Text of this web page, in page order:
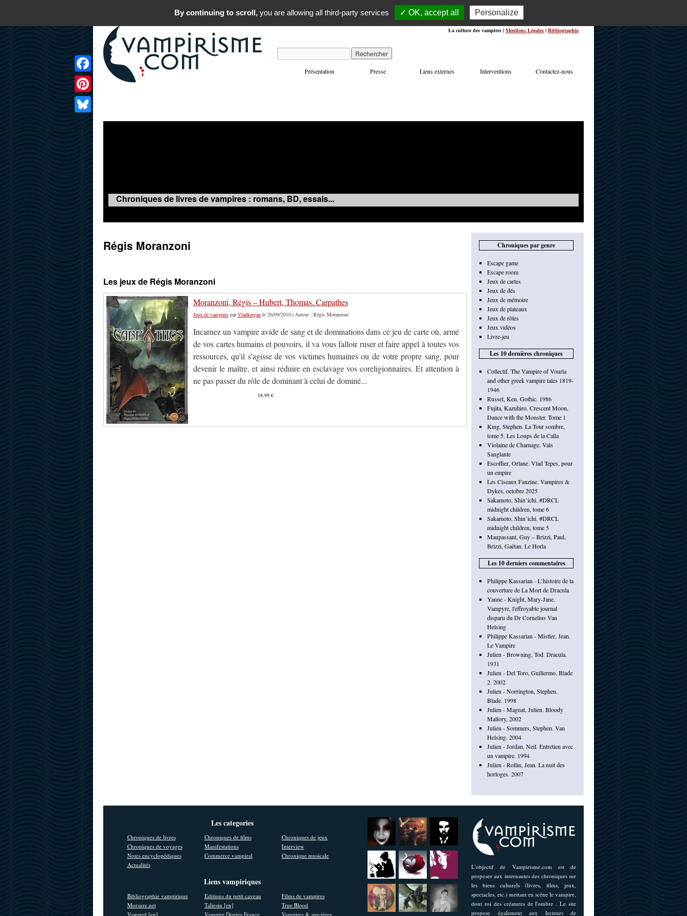
La culture des vampires | Mentions Légales | Bibliographie
Présentation Presse Liens externes Interventions Contactez-nous
Chroniques de livres de vampires : romans, BD, essais...
Régis Moranzoni
Les jeux de Régis Moranzoni
Moranzoni, Régis – Hubert, Thomas. Carpathes
Jeux de vampires parVladkergan le 26/09/2010 | Auteur : Régis Moranzoni
Incarnez un vampire avide de sang et de dominations dans ce jeu de carte où, armé
de vos cartes humains et pouvoirs, il va vous falloir ruser et faire appel à toutes vos
ressources, qu'il s'agisse de vos victimes humaines ou de votre propre sang, pour
devenir le maître, et ainsi réduire en esclavage vos coreligionnaires. Et attention à
ne pas passer du rôle de dominant à celui de dominé...
18,99 €
Facebook
Pinterest
Bluesky
Chroniques par genre
Escape game
Escape room
Jeux de cartes
Jeux de dés
Jeux de mémoire
Jeux de plateaux
Jeux de rôles
Jeux vidéos
Livre-jeu
Les 10 dernières chroniques
Collectif. The Vampire of Vourla
and other greek vampire tales 1819-
1946
Russel, Ken. Gothic. 1986
Fujita, Kazuhiro. Crescent Moon,
Dance with the Monster. Tome 1
King, Stephen. La Tour sombre,
tome 5. Les Loups de la Calla
Violaine de Charnage. Vals
Sanglante
Escoffier, Orlane. Vlad Tepes, pour
un empire
Les Ciseaux Fanzine. Vampires &
Dykes, octobre 2025
Sakamoto, Shin’ichi. #DRCL
midnight children, tome 6
Sakamoto, Shin’ichi. #DRCL
midnight children, tome 5
Maupassant, Guy – Brizzi, Paul,
Brizzi, Gaëtan. Le Horla
Les 10 derniers commentaires
Philippe Kassarian - L’histoire de la
couverture de La Mort de Dracula
Yanne - Knight, Mary-Jane.
Vampyre, l'effroyable journal
disparu du Dr Cornelius Van
Helsing
Philippe Kassarian - Mistler, Jean.
Le Vampire
Julien - Browning, Tod. Dracula.
1931
Julien - Del Toro, Guillermo. Blade
2. 2002
Julien - Norrington, Stephen.
Blade. 1998
Julien - Magnat, Julien. Bloody
Mallory, 2002
Julien - Sommers, Stephen. Van
Helsing. 2004
Julien - Jordan, Neil. Entretien avec
un vampire. 1994
Julien - Rollin, Jean. La nuit des
horloges. 2007
L'objectif de Vampirisme.com est de
proposer aux internautes des chroniques sur
les biens culturels (livres, films, jeux,
spectacles, etc.) mettant en scène le vampire,
dont roi des créatures de l'ombre . Le site
propose également aux lecteurs de
Les categories
Chroniques de livres Chroniques de films
Chroniques de jeux
Chroniques de voyages
Manifestations
Interview
Notes encyclopédiques
Commerce vampiral
Chronique musicale
Actualités
Liens vampiriques
Bibliographie vampirique Editions du petit caveau
Films de vampires
Morsure.net
Taliesin [en]
True Blood
Vamped [en]
Vampire Diaries France Vampires & sorcières
By continuing to scroll,you are allowing all third-party services ✓ OK, accept all Personalize